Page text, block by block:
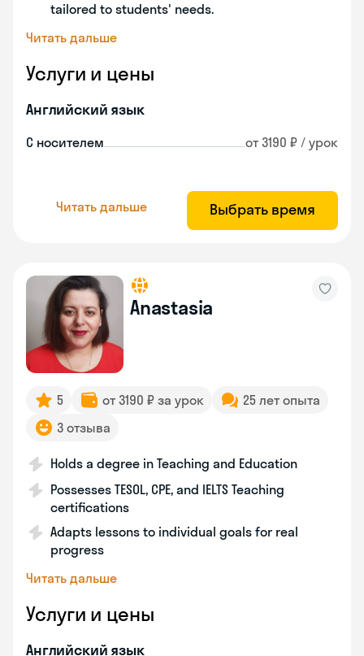
tailored to students' needs.
Читать дальше
Услуги и цены
Английский язык
С носителем от 3190 ₽ / урок
Читать дальше Выбрать время
Anastasia
5 от 3190 ₽ за урок
25 лет опыта
3 отзыва
Holds a degree in Teaching and Education
Possesses TESOL, CPE, and IELTS Teaching
certifications
Adapts lessons to individual goals for real
progress
Читать дальше
Услуги и цены
Английский язык